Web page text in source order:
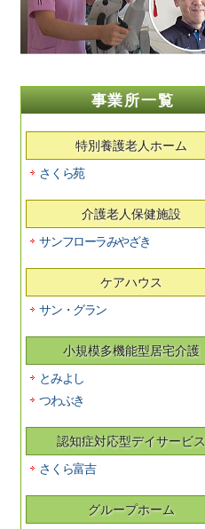
事業所一覧
特別養護老人ホーム
さくら苑
介護老人保健施設
サンフローラみやざき
ケアハウス
サン・グラン
小規模多機能型居宅介護
とみよし
つわぶき
認知症対応型デイサービス
さくら富吉
グループホーム